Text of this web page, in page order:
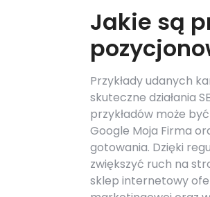
Jakie są
Przykłady udanych
skuteczne działania
przykładów może
Google Moja Firma
gotowania. Dzięki
zwiększyć ruch na
sklep internetowy